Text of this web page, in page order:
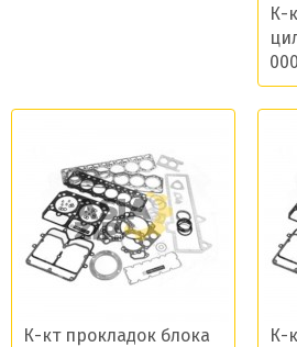
К-
К-кт прокладок блока
К-